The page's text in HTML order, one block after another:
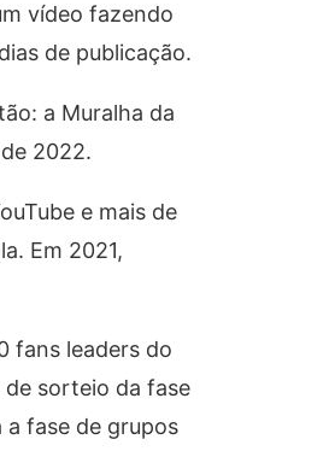
vídeo fazendo
de publicação.
a Muralha da
2022.
e mais de
Em 2021,
fans leaders do
sorteio da fase
fase de grupos